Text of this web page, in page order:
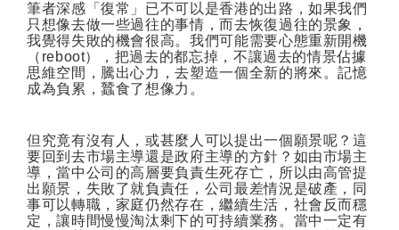
筆者深感「復常」已不可以是香港的出路，如果我們
只想像去做一些過往的事情，而去恢復過往的景象，
我覺得失敗的機會很高。我們可能需要心態重新開機
（ reboot），把過去的都忘掉，不讓過去的情景佔據
思維空間，騰出心力，去塑造一個全新的將來。記憶
成為負累，蠶食了想像力。
但究竟有沒有人，或甚麼人可以提出一個願景呢？這
要回到去市場主導還是政府主導的方針？如由市場主
導，當中公司的高層要負責生死存亡，所以由高管提
出願景，失敗了就負責任，公司最差情況是破產，同
事可以轉職，家庭仍然存在，繼續生活，社會反而穩
定，讓時間慢慢淘汰剩下的可持續業務。當中一定有